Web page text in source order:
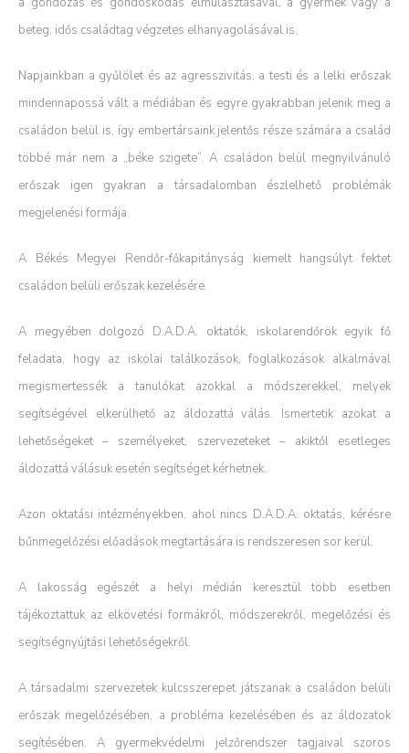
beteg, idős családtag végzetes elhanyagolásával is.
Napjainkban a gyűlölet és az agresszivitás, a testi és a lelki erőszak
mindennapossá vált a médiában és egyre gyakrabban jelenik meg a
családon belül is, így embertársaink jelentős része számára a család
többé már nem a „béke szigete”. A családon belül megnyilvánuló
erőszak igen gyakran a társadalomban észlelhető problémák
megjelenési formája.
A Békés Megyei Rendőr-főkapitányság kiemelt hangsúlyt fektet
családon belüli erőszak kezelésére.
A megyében dolgozó D.A.D.A. oktatók, iskolarendőrök egyik fő
feladata, hogy az iskolai találkozások, foglalkozások alkalmával
megismertessék a tanulókat azokkal a módszerekkel, melyek
segítségével elkerülhető az áldozattá válás. Ismertetik azokat a
lehetőségeket – személyeket, szervezeteket – akiktől esetleges
áldozattá válásuk esetén segítséget kérhetnek.
Azon oktatási intézményekben, ahol nincs D.A.D.A. oktatás, kérésre
bűnmegelőzési előadások megtartására is rendszeresen sor kerül.
A lakosság egészét a helyi médián keresztül több esetben
tájékoztattuk az elkövetési formákról, módszerekről, megelőzési és
segítségnyújtási lehetőségekről.
A társadalmi szervezetek kulcsszerepet játszanak a családon belüli
erőszak megelőzésében, a probléma kezelésében és az áldozatok
segítésében. A gyermekvédelmi jelzőrendszer tagjaival szoros